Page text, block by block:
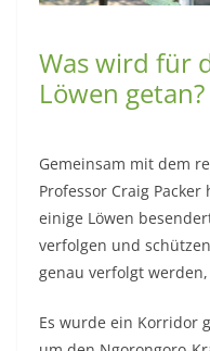
Was wird für
Löwen getan?
Gemeinsam mit dem
Professor Craig
einige Löwen
verfolgen und
genau verfolgt
Es wurde ein Korridor